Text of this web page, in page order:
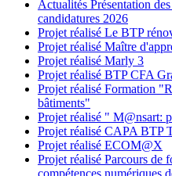
Actualités Présentation
candidatures 2026
Projet réalisé Le BTP
Projet réalisé Maître
Projet réalisé Marly 3
Projet réalisé BTP CFA
Projet réalisé Formation
bâtiments"
Projet réalisé " M@nsart:
Projet réalisé CAPA BTP
Projet réalisé ECOM@X
Projet réalisé Parcours de
compétences numériques